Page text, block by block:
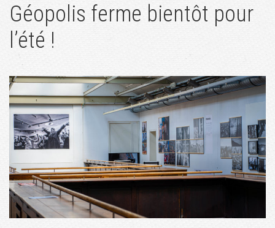
Géopolis ferme bientôt pour
l’été !